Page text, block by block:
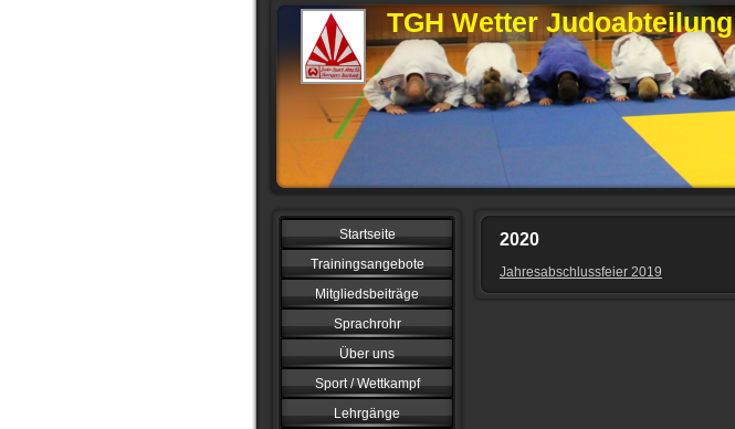
TGH Wetter Judoabteilung
Startseite
Trainingsangebote
Mitgliedsbeiträge
Sprachrohr
Über uns
Sport / Wettkampf
Lehrgänge
2020
Jahresabschlussfeier 2019